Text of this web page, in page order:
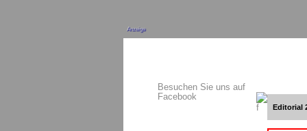
Anzeige
Besuchen Sie uns auf
Facebook
Editorial